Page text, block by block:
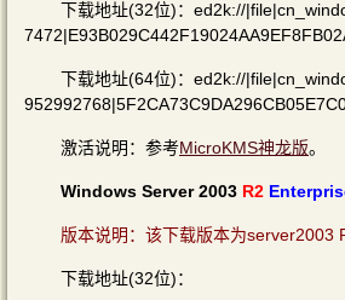
下载地址(32位)：ed2k://
下载地址(64位)：ed2k://
激活说明：参考MicroKMS神龙版。
Windows Server 2003 R2
版本说明：该下载版本为server2003
下载地址(32位)：